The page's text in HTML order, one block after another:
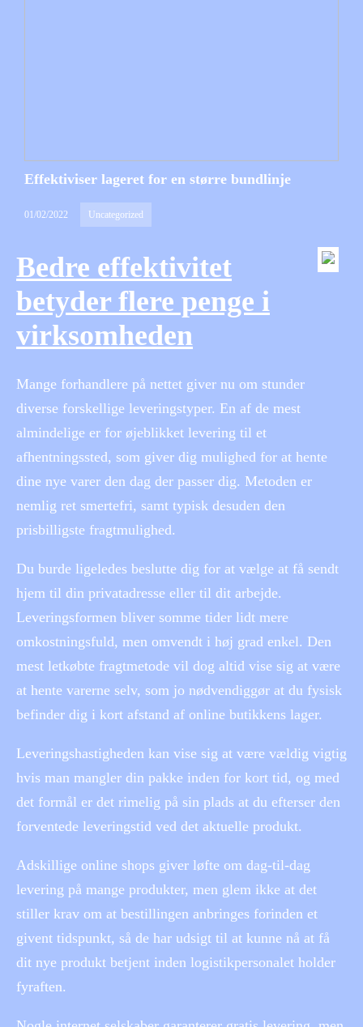
Effektiviser lageret for en større bundlinje
01/02/2022 Uncategorized
Bedre effektivitet
betyder flere penge i
virksomheden
Mange forhandlere på nettet giver nu om stunder
diverse forskellige leveringstyper. En af de mest
almindelige er for øjeblikket levering til et
afhentningssted, som giver dig mulighed for at hente
dine nye varer den dag der passer dig. Metoden er
nemlig ret smertefri, samt typisk desuden den
prisbilligste fragtmulighed.
Du burde ligeledes beslutte dig for at vælge at få sendt
hjem til din privatadresse eller til dit arbejde.
Leveringsformen bliver somme tider lidt mere
omkostningsfuld, men omvendt i høj grad enkel. Den
mest letkøbte fragtmetode vil dog altid vise sig at være
at hente varerne selv, som jo nødvendiggør at du fysisk
befinder dig i kort afstand af online butikkens lager.
Leveringshastigheden kan vise sig at være vældig vigtig
hvis man mangler din pakke inden for kort tid, og med
det formål er det rimelig på sin plads at du efterser den
forventede leveringstid ved det aktuelle produkt.
Adskillige online shops giver løfte om dag-til-dag
levering på mange produkter, men glem ikke at det
stiller krav om at bestillingen anbringes forinden et
givent tidspunkt, så de har udsigt til at kunne nå at få
dit nye produkt betjent inden logistikpersonalet holder
fyraften.